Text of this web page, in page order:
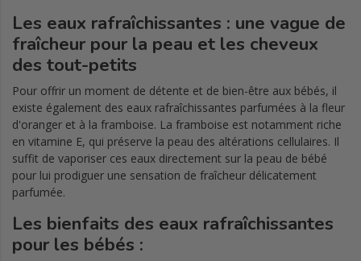
Les eaux rafraîchissantes : une vague de
fraîcheur pour la peau et les cheveux
des tout-petits
Pour offrir un moment de détente et de bien-être aux bébés, il
existe également des eaux rafraîchissantes parfumées à la fleur
d'oranger et à la framboise. La framboise est notamment riche
en vitamine E, qui préserve la peau des altérations cellulaires. Il
suffit de vaporiser ces eaux directement sur la peau de bébé
pour lui prodiguer une sensation de fraîcheur délicatement
parfumée.
Les bienfaits des eaux rafraîchissantes
pour les bébés :